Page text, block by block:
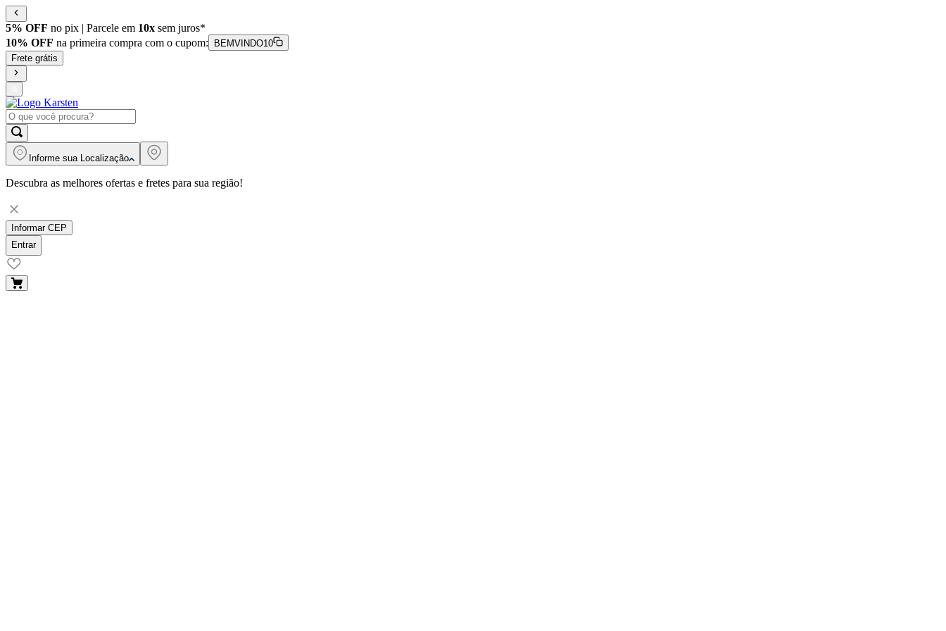
5% OFF no pix | Parcele em 10x sem juros*
10% OFF na primeira compra com o cupom:
BEMVINDO10
Frete grátis
Informe sua Localização
Descubra as melhores ofertas e fretes para sua região!
Informar CEP
Entrar